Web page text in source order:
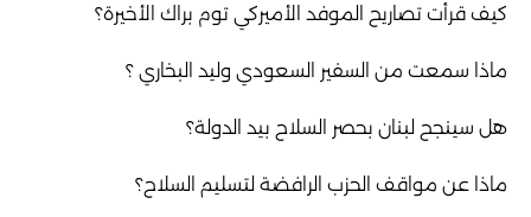
كيف قرأت تصاريح الموفد الأميركي توم براك الأخيرة؟
ماذا سمعت من السفير السعودي وليد البخاري ؟
هل سينجح لبنان بحصر السلاح بيد الدولة؟
ماذا عن مواقف الحزب الرافضة لتسليم السلاح؟